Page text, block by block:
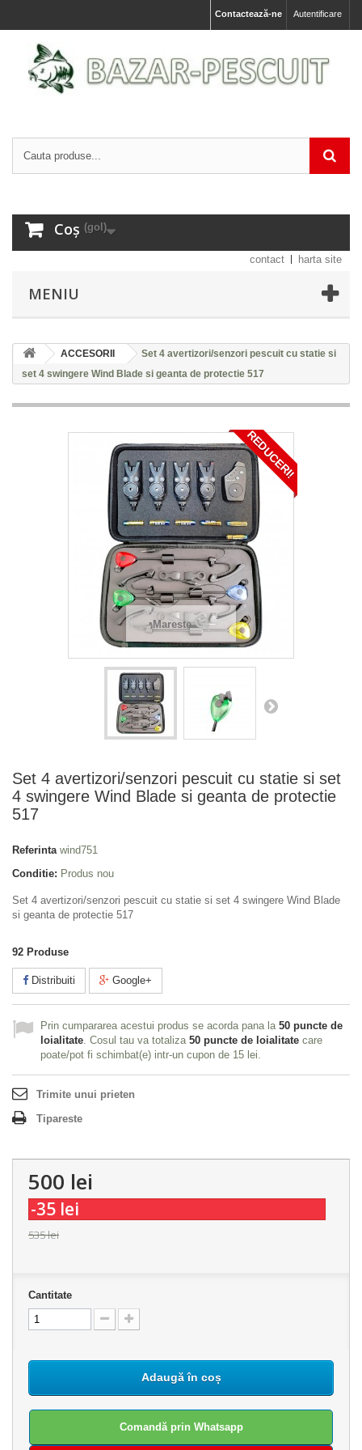
Autentificare
Contactează-ne
Coș (gol)
contact harta site
MENIU
ACCESORII
Set 4 avertizori/senzori pescuit cu statie si
set 4 swingere Wind Blade si geanta de protectie 517
REDUCERI!
Mareste
Set 4 avertizori/senzori pescuit cu statie si set
4 swingere Wind Blade si geanta de protectie
517
Referinta wind751
Conditie: Produs nou
Set 4 avertizori/senzori pescuit cu statie si set 4 swingere Wind Blade
si geanta de protectie 517
92 Produse
Distribuiti Google+
Prin cumpararea acestui produs se acorda pana la 50 puncte de
loialitate . Cosul tau va totaliza 50 puncte de loialitate care
poate/pot fi schimbat(e) intr-un cupon de 15 lei
Trimite unui prieten
Tipareste
500 lei
-35 lei
535 lei
Cantitate
Adaugă în coș
Comandă prin Whatsapp